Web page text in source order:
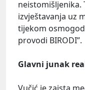
neistomišljenika.
izvještavanja uz
tijekom
provodi BIRODI”.
Glavni junak